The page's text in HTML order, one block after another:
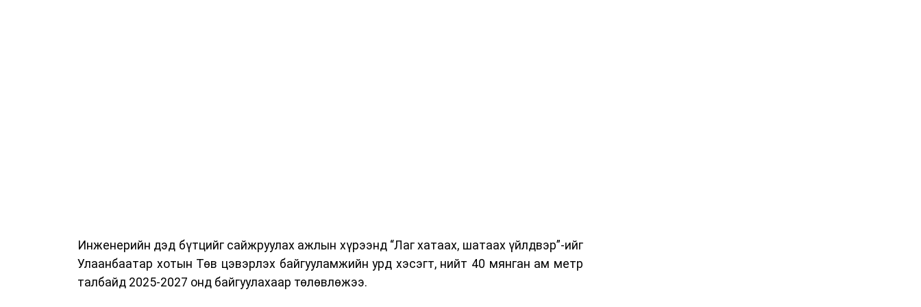
Уг сургалт нь COP17-ын үеэр зочид, төлөөлөгчдийн тээврийн үйлчилгээг аюулгүй,
шуурхай, зохион байгуулалттай явуулах, үйлчилгээний нэгдсэн стандарт, сахилга
хариуцлагыг хэвшүүлэх бэлтгэл ажлын нэг хэсэг гэж
Инженерийн дэд бүтцийг сайжруулах ажлын хүрээнд “Лаг хатаах, шатаах үйлдвэр”-ийг
Улаанбаатар хотын Төв цэвэрлэх байгууламжийн урд хэсэгт, нийт 40 мянган ам метр
талбайд 2025-2027 онд байгуулахаар төлөвлөжээ.